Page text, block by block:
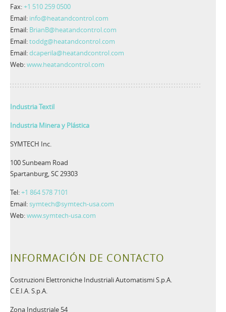
Fax:+1 510 259 0500
Email: info@heatandcontrol.com
Email: BrianB@heatandcontrol.com
Email:toddg@heatandcontrol.com
Email:dcaperila@heatandcontrol.com
Web:www.heatandcontrol.com
Industria Textil
Industria Minera y Plástica
SYMTECH Inc.
100 Sunbeam Road
Spartanburg, SC 29303
Tel:+1 864 578 7101
Email:symtech@symtech-usa.com
Web:www.symtech-usa.com
INFORMACIÓN DE CONTACTO
Costruzioni Elettroniche Industriali Automatismi S.p.A.
C.E.I.A. S.p.A.
Zona Industriale 54